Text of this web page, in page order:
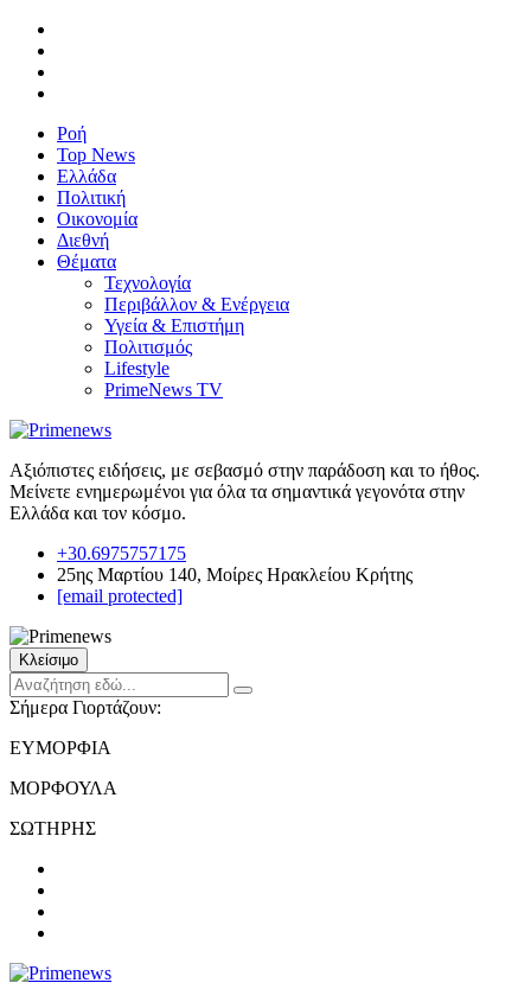
Ροή
Top News
Ελλάδα
Πολιτική
Οικονομία
Διεθνή
Θέματα
Τεχνολογία
Περιβάλλον & Ενέργεια
Υγεία & Επιστήμη
Πολιτισμός
Lifestyle
PrimeNews TV
Αξιόπιστες ειδήσεις, με σεβασμό στην παράδοση και το ήθος.
Μείνετε ενημερωμένοι για όλα τα σημαντικά γεγονότα στην
Ελλάδα και τον κόσμο.
+30.6975757175
25ης Μαρτίου 140, Μοίρες Ηρακλείου Κρήτης
[email protected]
Κλείσιμο
Σήμερα Γιορτάζουν:
ΕΥΜΟΡΦΙΑ
ΜΟΡΦΟΥΛΑ
ΣΩΤΗΡΗΣ